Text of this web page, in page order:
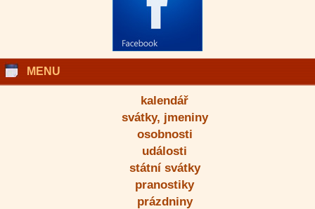
MENU
kalendář
svátky, jmeniny
osobnosti
události
státní svátky
pranostiky
prázdniny